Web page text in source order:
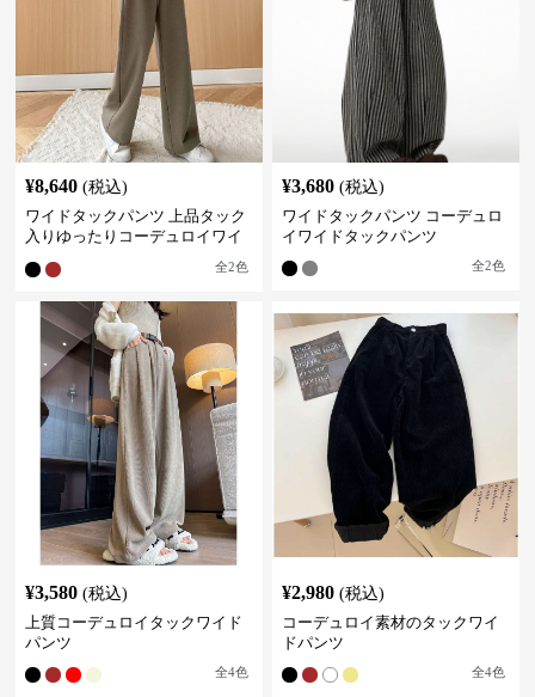
¥8,640 (税込)
ワイドタックパンツ 上品タック
入りゆったりコーデュロイワイ
全2色
¥3,680 (税込)
ワイドタックパンツ コーデュロ
イワイドタックパンツ
全2色
¥3,580 (税込)
上質コーデュロイタックワイド
パンツ
全4色
¥2,980 (税込)
コーデュロイ素材のタックワイ
ドパンツ
全4色